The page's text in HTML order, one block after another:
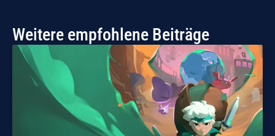
Weitere empfohlene Beiträge